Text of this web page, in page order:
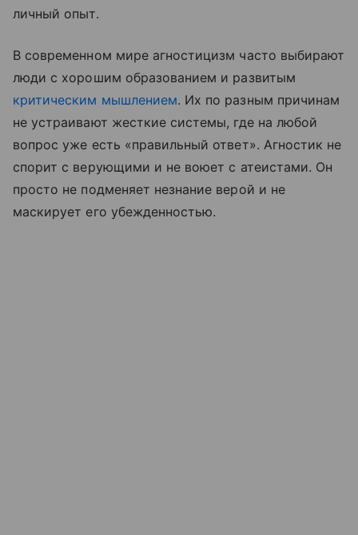
личный опыт.
В современном мире агностицизм часто выбирают
люди с хорошим образованием и развитым
критическим мышлением. Их по разным причинам
не устраивают жесткие системы, где на любой
вопрос уже есть «правильный ответ». Агностик не
спорит с верующими и не воюет с атеистами. Он
просто не подменяет незнание верой и не
маскирует его убежденностью.